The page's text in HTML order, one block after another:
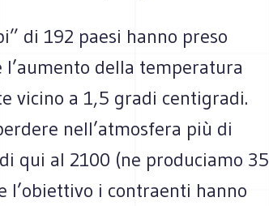
di 192 paesi hanno preso
della temperatura
vicino a 1,5 gradi centigradi.
nell’atmosfera più di
qui al 2100 (ne produciamo 35
l’obiettivo i contraenti hanno